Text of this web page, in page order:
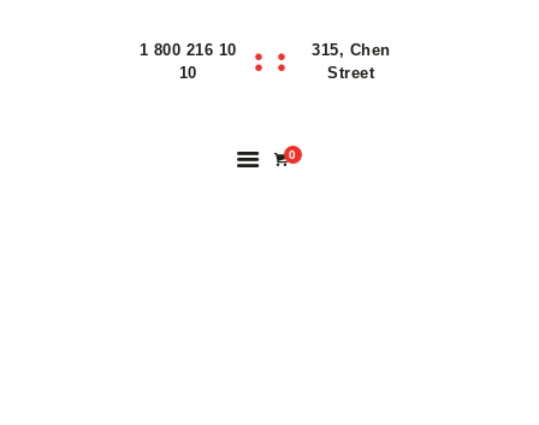
1 800 216 10
10
315, Chen
Street
0
Home